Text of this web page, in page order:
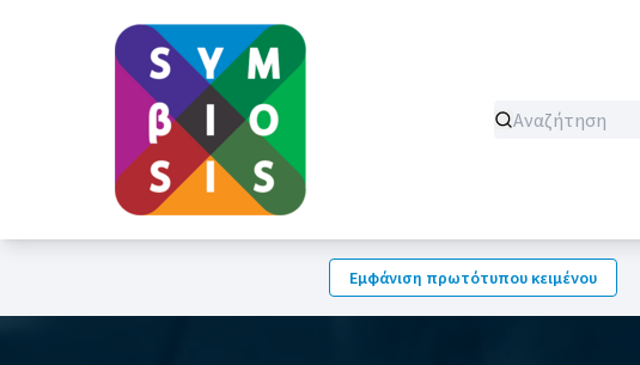
Εμφάνιση πρωτότυπου κειμένου